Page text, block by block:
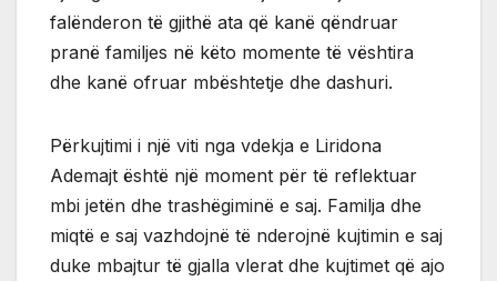
falënderon të gjithë ata që kanë qëndruar
pranë familjes në këto momente të vështira
dhe kanë ofruar mbështetje dhe dashuri.
Përkujtimi i një viti nga vdekja e Liridona
Ademajt është një moment për të reflektuar
mbi jetën dhe trashëgiminë e saj. Familja dhe
miqtë e saj vazhdojnë të nderojnë kujtimin e saj
duke mbajtur të gjalla vlerat dhe kujtimet që ajo